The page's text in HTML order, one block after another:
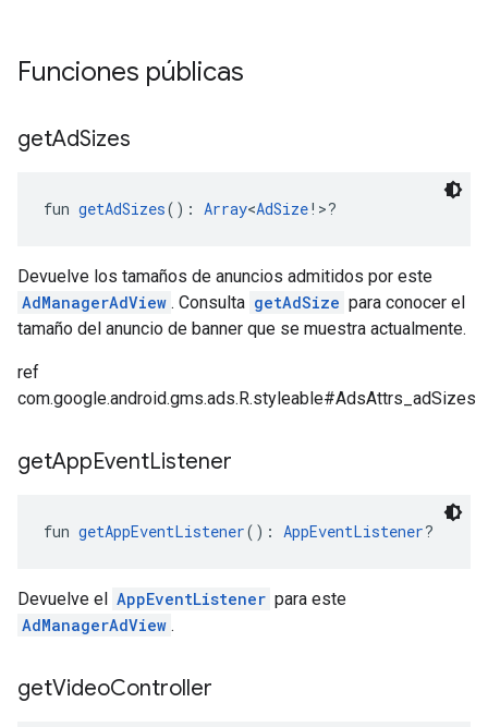
Funciones públicas
getAdSizes
fun getAdSizes(): Array<AdSize!>?
Devuelve los tamaños de anuncios admitidos por este
AdManagerAdView . Consulta getAdSize para conocer el
tamaño del anuncio de banner que se muestra actualmente.
ref
com.google.android.gms.ads.R.styleable#AdsAttrs_adSizes
getAppEventListener
fun getAppEventListener(): AppEventListener?
Devuelve el AppEventListener para este
AdManagerAdView .
getVideoController